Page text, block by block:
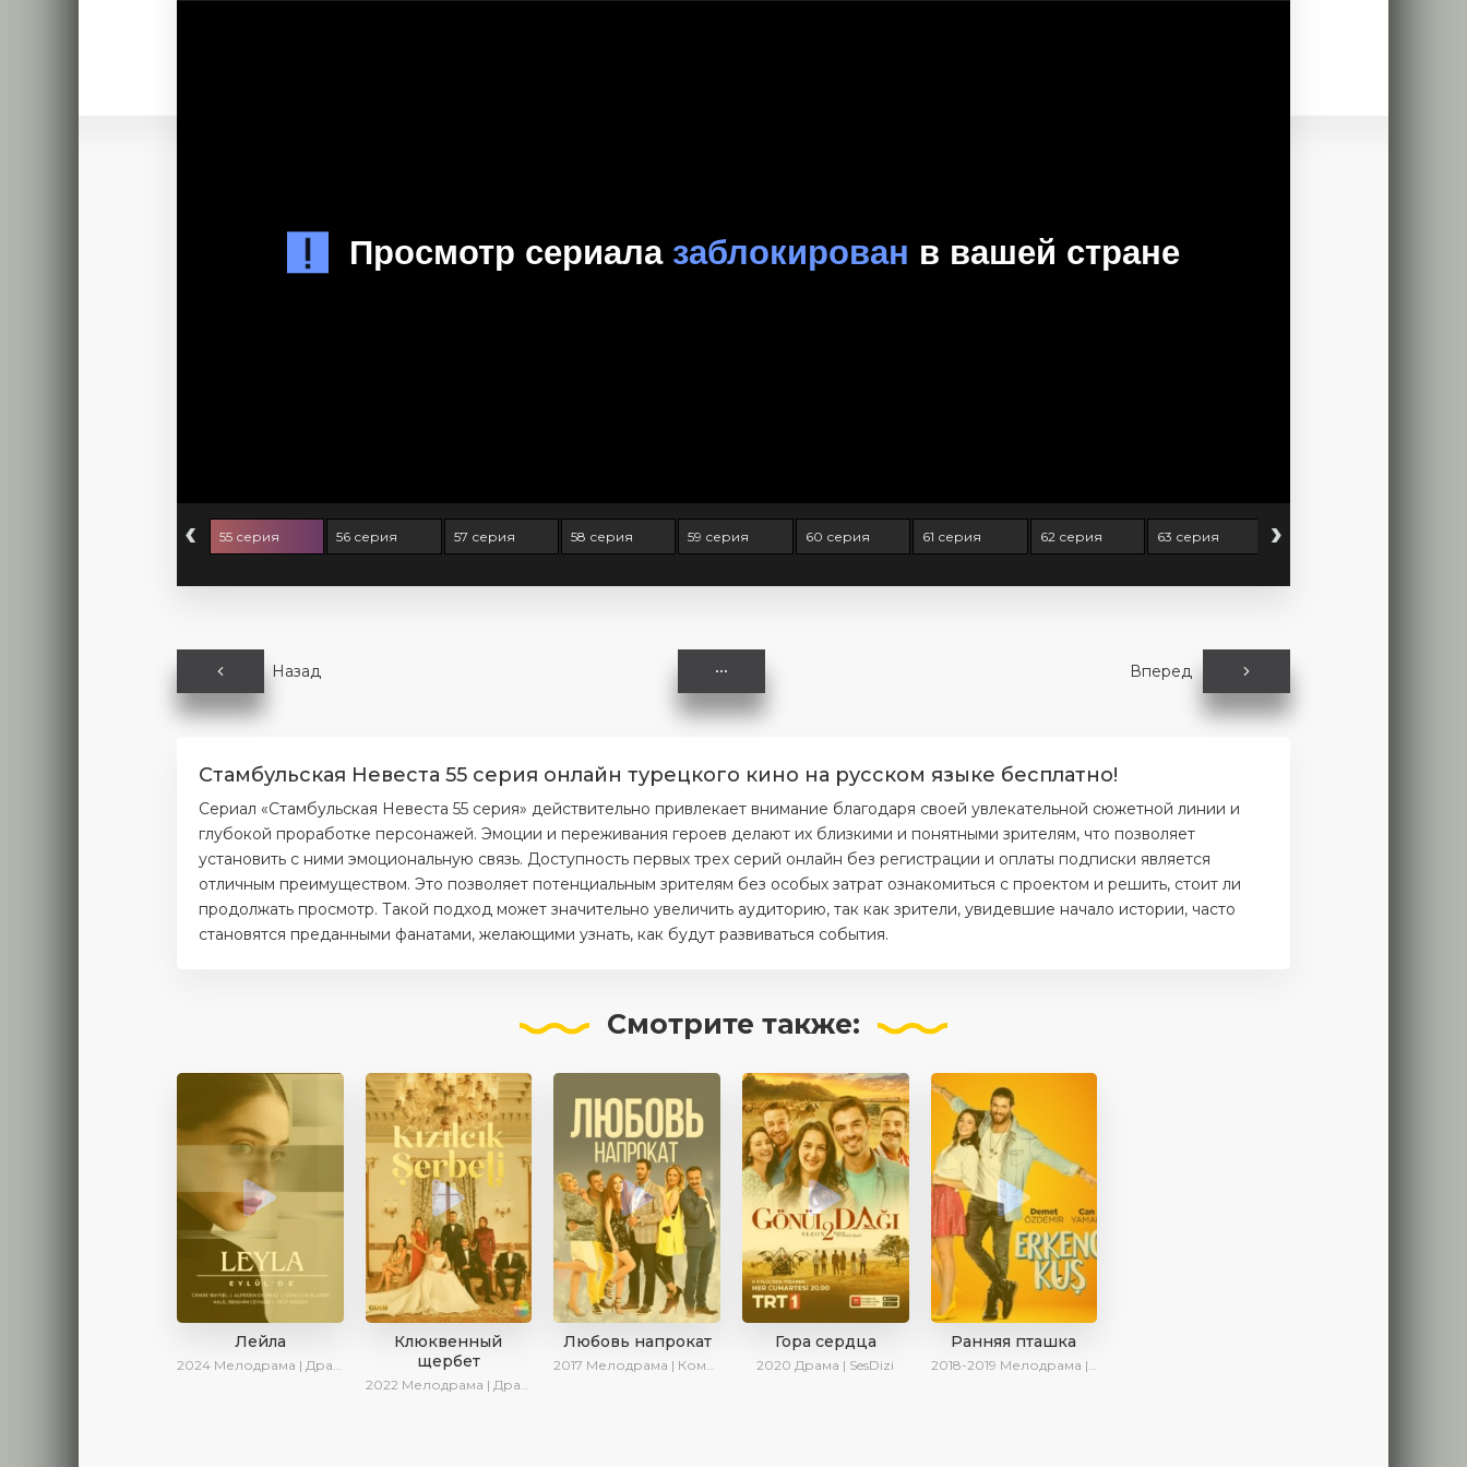
‹ 55 серия 56 серия 57 серия 58 серия 59 серия 60 серия 61 серия 62 серия 63 серия 64 серия
›
Назад Вперед
Стамбульская Невеста 55 серия онлайн турецкого кино на русском языке бесплатно!
Сериал «Стамбульская Невеста 55 серия» действительно привлекает внимание благодаря своей увлекательной сюжетной линии и
глубокой проработке персонажей. Эмоции и переживания героев делают их близкими и понятными зрителям, что позволяет
установить с ними эмоциональную связь. Доступность первых трех серий онлайн без регистрации и оплаты подписки является
отличным преимуществом. Это позволяет потенциальным зрителям без особых затрат ознакомиться с проектом и решить, стоит ли
продолжать просмотр. Такой подход может значительно увеличить аудиторию, так как зрители, увидевшие начало истории, часто
становятся преданными фанатами, желающими узнать, как будут развиваться события.
Смотрите также:
Лейла
2024 Мелодрама | Драма | Ирина Котова | AveTurk | AlisaDirilis | Сериалы 2024
Клюквенный
щербет
2022 Мелодрама | Драма | SesDizi
Любовь напрокат
2017 Мелодрама | Комедия | Ирина Котова
Гора сердца
2020 Драма | SesDizi
Ранняя пташка
2018-2019 Мелодрама | Драма | Комедия | SesDizi | Ирина Котова